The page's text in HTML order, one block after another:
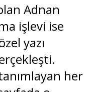
Adnan
işlevi ise
yazı
her